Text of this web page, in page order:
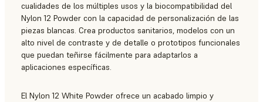
cualidades de los múltiples usos y la biocompatibilidad del
Nylon 12 Powder con la capacidad de personalización de las
piezas blancas. Crea productos sanitarios, modelos con un
alto nivel de contraste y de detalle o prototipos funcionales
que puedan teñirse fácilmente para adaptarlos a
aplicaciones específicas.
El Nylon 12 White Powder ofrece un acabado limpio y